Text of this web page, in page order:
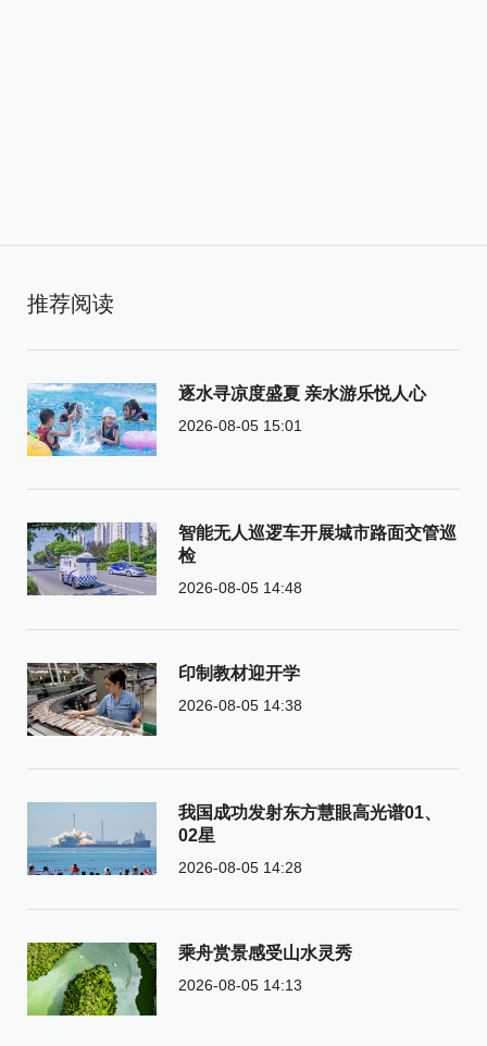
推荐阅读
逐水寻凉度盛夏 亲水游乐悦人心
2026-08-05 15:01
智能无人巡逻车开展城市路面交管巡
检
2026-08-05 14:48
印制教材迎开学
2026-08-05 14:38
我国成功发射东方慧眼高光谱01、
02星
2026-08-05 14:28
乘舟赏景感受山水灵秀
2026-08-05 14:13